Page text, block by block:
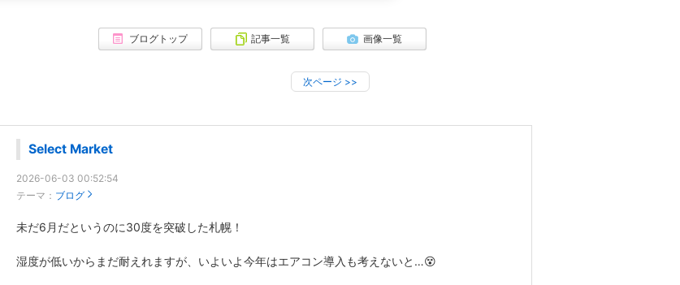
ブログトップ 記事一覧 画像一覧
次ページ >>
Select Market
2026-06-03 00:52:54
テーマ： ブログ
未だ6月だというのに30度を突破した札幌！
湿度が低いからまだ耐えれますが、いよいよ今年はエアコン導入も考えないと…😵